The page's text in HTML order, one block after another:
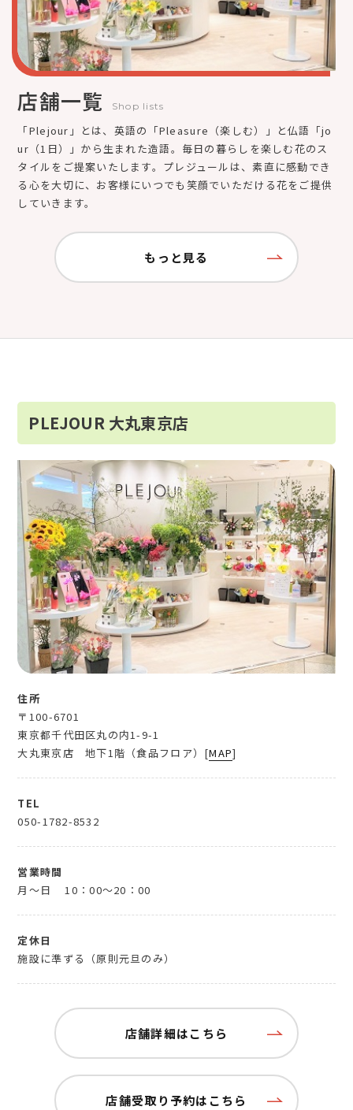
店舗一覧 Shop lists
「Plejour」とは、英語の「Pleasure（楽しむ）」と仏語「jo
ur（1日）」から生まれた造語。毎日の暮らしを楽しむ花のス
タイルをご提案いたします。プレジュールは、素直に感動でき
る心を大切に、お客様にいつでも笑顔でいただける花をご提供
していきます。
もっと見る
PLEJOUR 大丸東京店
住所
〒100-6701
東京都千代田区丸の内1-9-1
大丸東京店 地下1階（食品フロア）[MAP]
TEL
050-1782-8532
営業時間
月～日
10：00～20：00
定休日
施設に準ずる（原則元旦のみ）
店舗詳細はこちら
店舗受取り予約はこちら